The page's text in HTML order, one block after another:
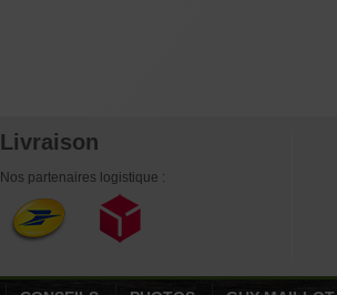
Livraison
Nos partenaires logistique :